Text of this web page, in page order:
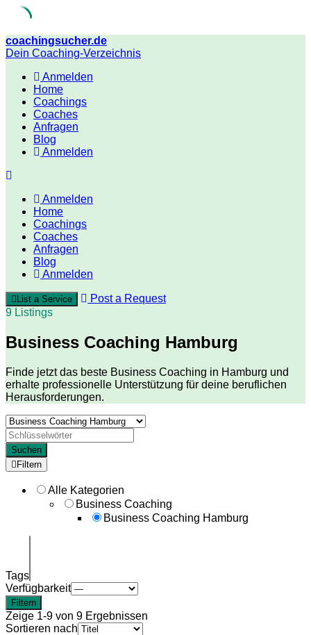
Skip
to
coachingsucher.de
Dein Coaching-Verzeichnis
Anmelden
Home
Coachings
Coaches
Anfragen
Blog
Anmelden
Anmelden
Home
Coachings
Coaches
Anfragen
Blog
Anmelden
List a Service
Post a Request
9 Listings
Business Coaching Hamburg
Finde jetzt das beste Business Coaching in Hamburg und
erhalte professionelle Unterstützung für deine beruflichen
Herausforderungen.
Suchen
Filtern
Alle Kategorien
Business Coaching
Business Coaching Hamburg
Tags
Verfügbarkeit
Filtern
Zeige 1-9 von 9 Ergebnissen
Sortieren nach